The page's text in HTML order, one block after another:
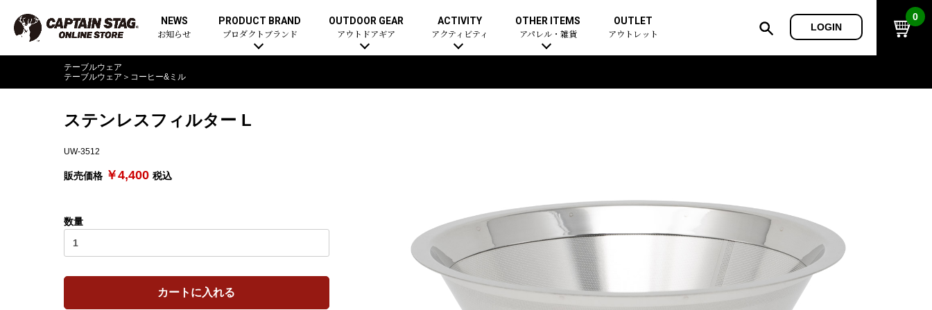
NEWS
お知らせ
PRODUCT BRAND
プロダクトブランド
OUTDOOR GEAR
アウトドアギア
ACTIVITY
アクティビティ
OTHER ITEMS
アパレル・雑貨
OUTLET
アウトレット
LOGIN
0
テーブルウェア
テーブルウェア ＞ コーヒー&ミル
ステンレスフィルター L
UW-3512
販売価格 ￥4,400 税込
数量
カートに入れる